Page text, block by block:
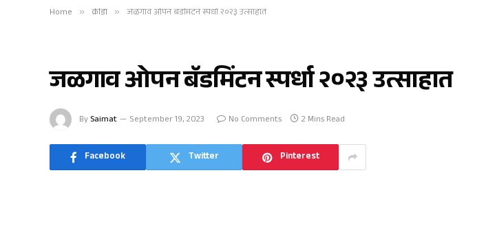
Home » क्रीडा » जळगाव ओपन बॅडमिंटन स्पर्धा २०२३ उत्साहात
जळगाव ओपन बॅडमिंटन स्पर्धा २०२३ उत्साहात
By Saimat September 19, 2023 No Comments 2 Mins Read
Facebook Twitter Pinterest